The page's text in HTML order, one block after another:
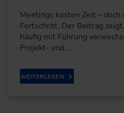
Meetings kosten Zeit –
Fortschritt. Der Beitrag
häufig mit Führung
Projekt- und…
WEITERLESEN